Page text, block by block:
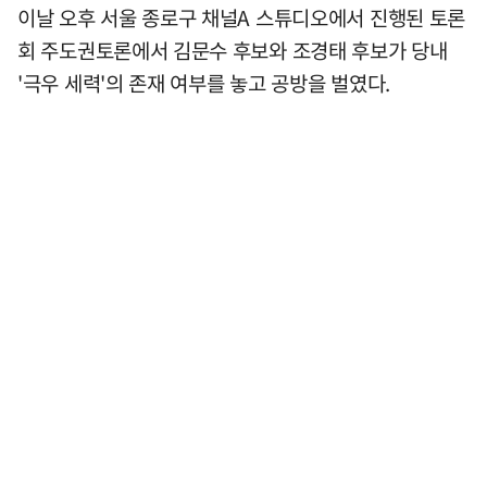
이날 오후 서울 종로구 채널A 스튜디오에서 진행된 토론
회 주도권토론에서 김문수 후보와 조경태 후보가 당내
'극우 세력'의 존재 여부를 놓고 공방을 벌였다.